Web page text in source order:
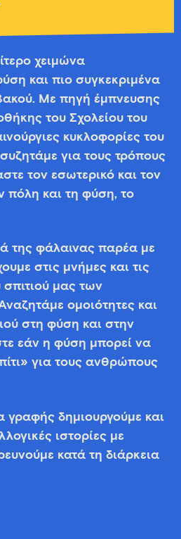
χειμώνα
και πιο συγκεκριμένα
Με πηγή έμπνευσης
του Σχολείου του
κυκλοφορίες του
για τους τρόπους
τον εσωτερικό και τον
πόλη και τη φύση, το
της φάλαινας παρέα με
στις μνήμες και τις
σπιτιού μας των
ομοιότητες και
στη φύση και στην
εάν η φύση μπορεί να
για τους ανθρώπους
γραφής δημιουργούμε και
ιστορίες με
κατά τη διάρκεια